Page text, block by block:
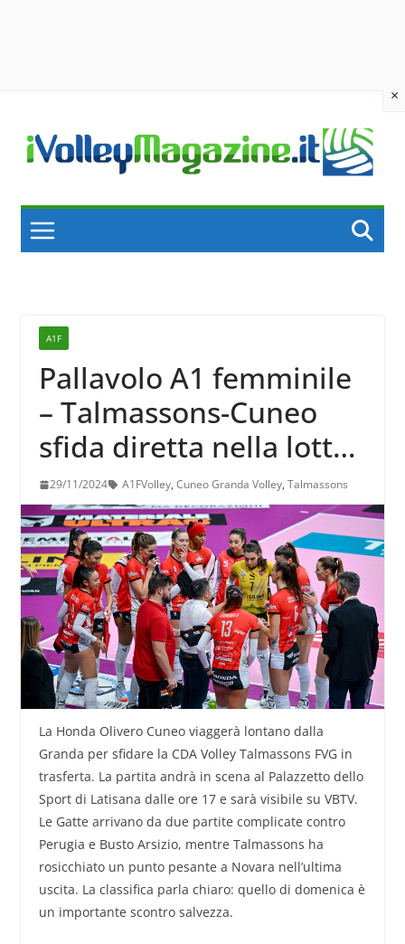
×
content
A1F
Pallavolo A1 femminile
– Talmassons-Cuneo
sfida diretta nella lotta
salvezza
29/11/2024 A1FVolley, Cuneo Granda Volley, Talmassons
La Honda Olivero Cuneo viaggerà lontano dalla
Granda per sfidare la CDA Volley Talmassons FVG in
trasferta. La partita andrà in scena al Palazzetto dello
Sport di Latisana dalle ore 17 e sarà visibile su VBTV.
Le Gatte arrivano da due partite complicate contro
Perugia e Busto Arsizio, mentre Talmassons ha
rosicchiato un punto pesante a Novara nell’ultima
uscita. La classifica parla chiaro: quello di domenica è
un importante scontro salvezza.